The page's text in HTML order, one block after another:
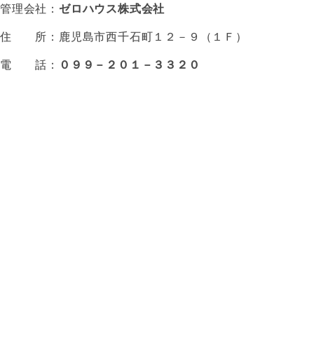
管理会社： ゼロハウス株式会社
住 所：鹿児島市西千石町１２－９（１Ｆ）
電 話： ０９９－２０１－３３２０